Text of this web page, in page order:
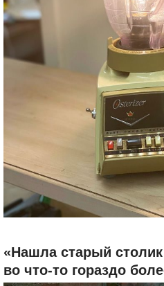
«Нашла старый
во что-то гораздо